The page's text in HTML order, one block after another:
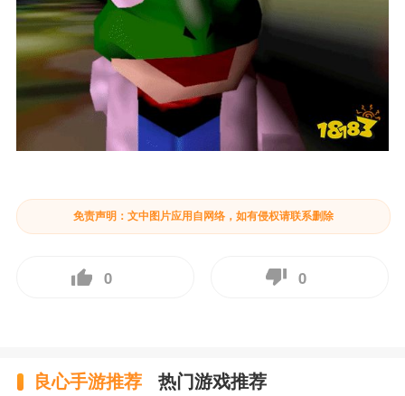
免责声明：文中图片应用自网络，如有侵权请联系删除
0 0
良心手游推荐 热门游戏推荐